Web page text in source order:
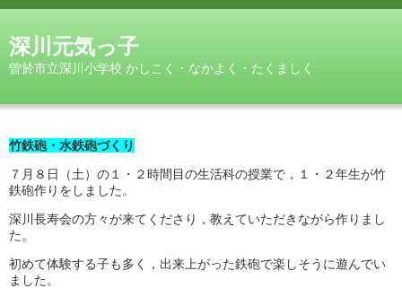
深川元気っ子
曽於市立深川小学校 かしこく・なかよく・たくましく
竹鉄砲・水鉄砲づくり
７月８日（土）の１・２時間目の生活科の授業で，１・２年生が竹
鉄砲作りをしました。
深川長寿会の方々が来てくださり，教えていただきながら作りまし
た。
初めて体験する子も多く，出来上がった鉄砲で楽しそうに遊んでい
ました。